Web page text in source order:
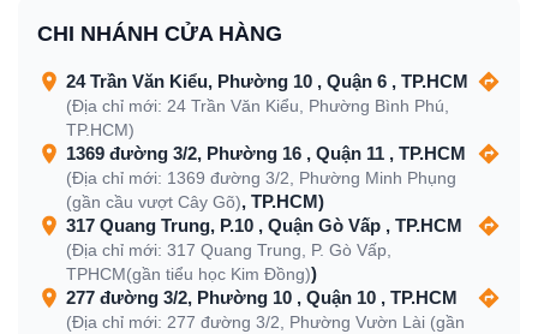
CHI NHÁNH CỬA HÀNG
24 Trần Văn Kiểu, Phường 10 , Quận 6 , TP.HCM
(Địa chỉ mới: 24 Trần Văn Kiểu, Phường Bình Phú,
TP.HCM)
1369 đường 3/2, Phường 16 , Quận 11 , TP.HCM
(Địa chỉ mới: 1369 đường 3/2, Phường Minh Phụng
(gần cầu vượt Cây Gõ), TP.HCM)
317 Quang Trung, P.10 , Quận Gò Vấp , TP.HCM
(Địa chỉ mới: 317 Quang Trung, P. Gò Vấp,
TPHCM(gần tiểu học Kim Đồng))
277 đường 3/2, Phường 10 , Quận 10 , TP.HCM
(Địa chỉ mới: 277 đường 3/2, Phường Vườn Lài (gần